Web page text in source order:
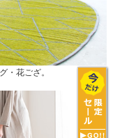
・花ござ。